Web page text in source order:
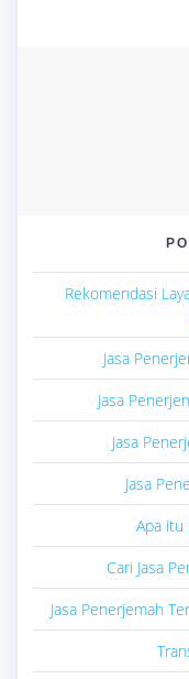
Rekomendasi
Jasa
Jasa
Jasa
Jasa
Apa itu
Cari Jasa
Jasa Penerjemah